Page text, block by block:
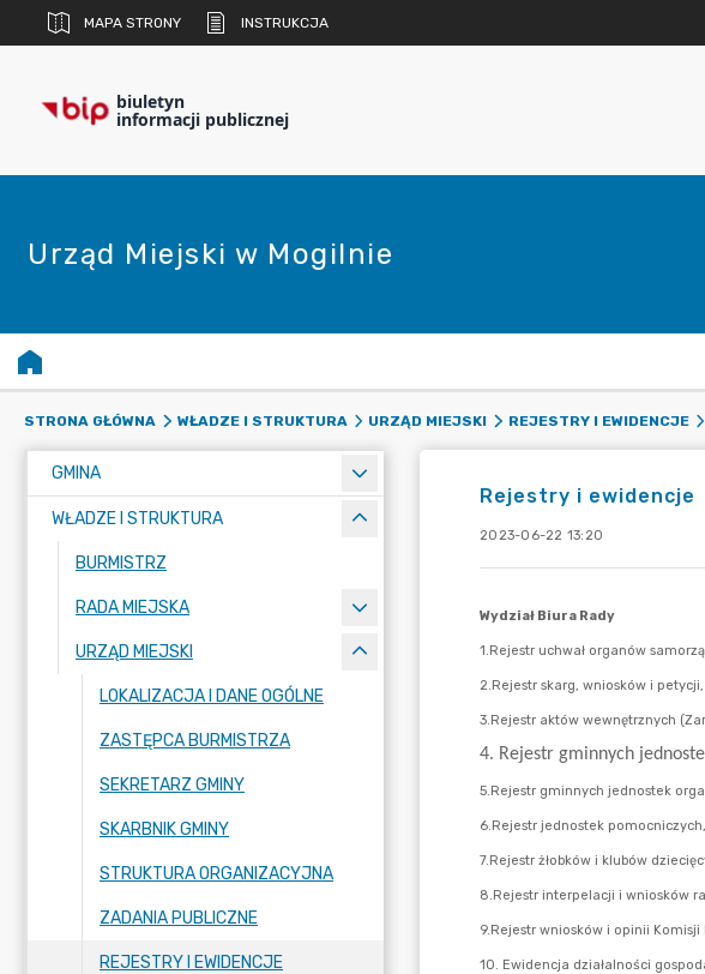
MAPA STRONY INSTRUKCJA
biuletyn
informacji publicznej
Urząd Miejski w Mogilnie
STRONA GŁÓWNA WŁADZE I STRUKTURA URZĄD MIEJSKI REJESTRY I EWIDENCJE
GMINA
WŁADZE I STRUKTURA
BURMISTRZ
RADA MIEJSKA
URZĄD MIEJSKI
LOKALIZACJA I DANE OGÓLNE
ZASTĘPCA BURMISTRZA
SEKRETARZ GMINY
SKARBNIK GMINY
STRUKTURA ORGANIZACYJNA
ZADANIA PUBLICZNE
REJESTRY I EWIDENCJE
Rejestry i ewidencje
2023-06-22 13:20